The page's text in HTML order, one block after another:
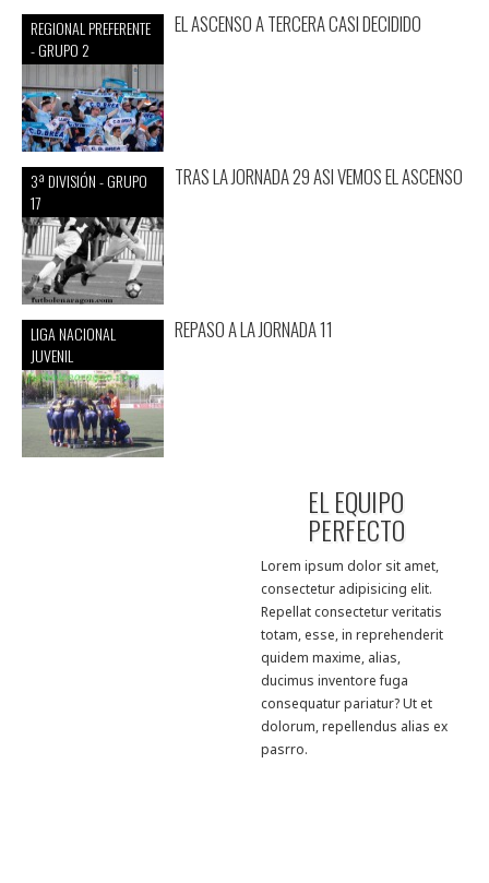
REGIONAL PREFERENTE
- GRUPO 2
EL ASCENSO A TERCERA CASI DECIDIDO
3ª DIVISIÓN - GRUPO
17
TRAS LA JORNADA 29 ASI VEMOS EL ASCENSO
LIGA NACIONAL
JUVENIL
REPASO A LA JORNADA 11
EL EQUIPO
PERFECTO
Lorem ipsum dolor sit amet,
consectetur adipisicing elit.
Repellat consectetur veritatis
totam, esse, in reprehenderit
quidem maxime, alias,
ducimus inventore fuga
consequatur pariatur? Ut et
dolorum, repellendus alias ex
pasrro.